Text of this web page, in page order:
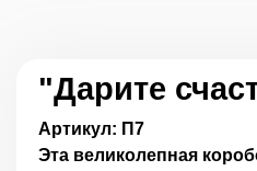
"Дарите
Артикул: П7
Эта великолепная